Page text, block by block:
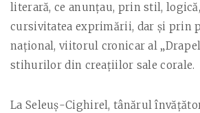
literară, ce anunţau, prin stil,
cursivitatea exprimării, dar şi prin
naţional, viitorul cronicar al
stihurilor din creaţiilor sale corale.
La Seleuş-Cighirel, tânărul